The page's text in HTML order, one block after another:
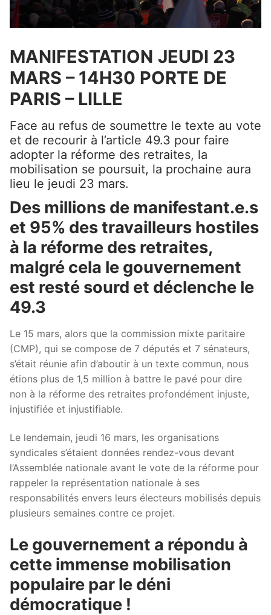
MANIFESTATION JEUDI 23
MARS – 14H30 PORTE DE
PARIS – LILLE
Face au refus de soumettre le texte au vote
et de recourir à l’article 49.3 pour faire
adopter la réforme des retraites, la
mobilisation se poursuit, la prochaine aura
lieu le jeudi 23 mars.
Des millions de manifestant.e.s
et 95% des travailleurs hostiles
à la réforme des retraites,
malgré cela le gouvernement
est resté sourd et déclenche le
49.3
Le 15 mars, alors que la commission mixte paritaire
(CMP), qui se compose de 7 députés et 7 sénateurs,
s’était réunie afin d’aboutir à un texte commun, nous
étions plus de 1,5 million à battre le pavé pour dire
non à la réforme des retraites profondément injuste,
injustifiée et injustifiable.
Le lendemain, jeudi 16 mars, les organisations
syndicales s’étaient données rendez-vous devant
l’Assemblée nationale avant le vote de la réforme pour
rappeler la représentation nationale à ses
responsabilités envers leurs électeurs mobilisés depuis
plusieurs semaines contre ce projet.
Le gouvernement a répondu à
cette immense mobilisation
populaire par le déni
démocratique !